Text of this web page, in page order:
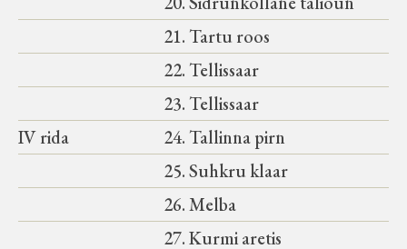
21. Tartu roos
22. Tellissaar
23. Tellissaar
IV rida
24. Tallinna pirn
25. Suhkru klaar
26. Melba
27. Kurmi aretis